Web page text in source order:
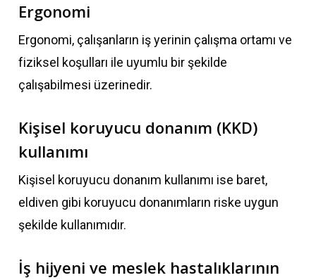
Ergonomi
Ergonomi, çalışanların iş yerinin çalışma ortamı ve
fiziksel koşulları ile uyumlu bir şekilde
çalışabilmesi üzerinedir.
Kişisel koruyucu donanım (KKD)
kullanımı
Kişisel koruyucu donanım kullanımı ise baret,
eldiven gibi koruyucu donanımların riske uygun
şekilde kullanımıdır.
İş hijyeni ve meslek hastalıklarının